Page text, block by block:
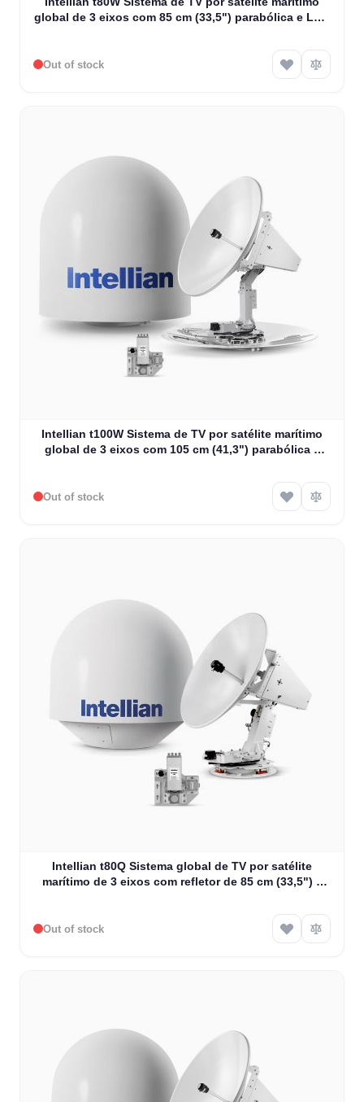
global de 3 eixos com 85 cm (33,5") parabólica e LNB
Out of stock
Intellian t100W Sistema de TV por satélite marítimo
global de 3 eixos com 105 cm (41,3") parabólica e
Out of stock
Intellian t80Q Sistema global de TV por satélite
marítimo de 3 eixos com refletor de 85 cm (33,5") e
Out of stock